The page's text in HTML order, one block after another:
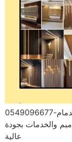
والخدمات بجودة
عالية